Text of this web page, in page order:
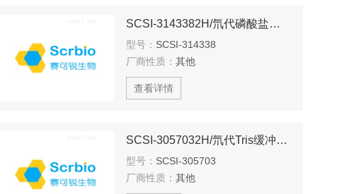
SCSI-3143382H/氘代磷酸盐缓冲液，用于NMR
型号： SCSI-314338
厂商性质： 其他
查看详情
SCSI-3057032H/氘代Tris缓冲液，用于NMR
型号： SCSI-305703
厂商性质： 其他